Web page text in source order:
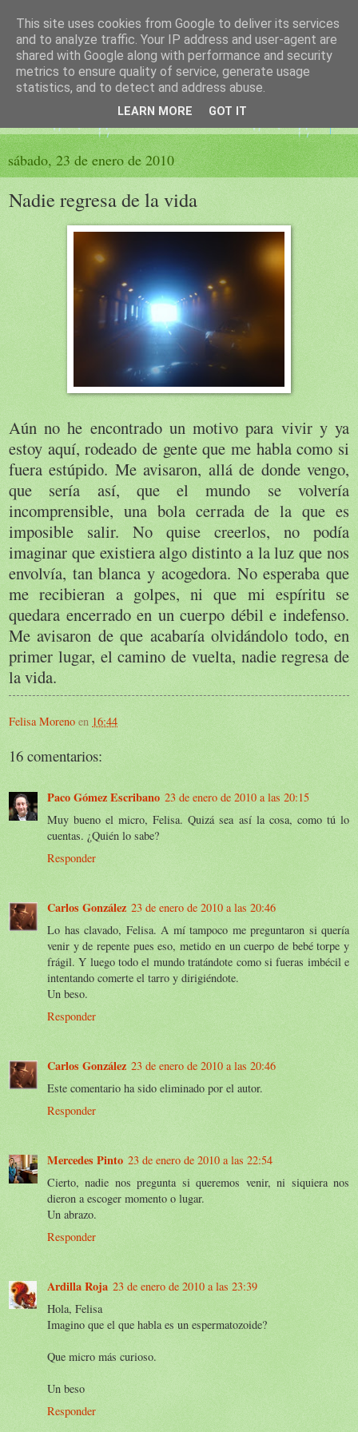
El sueño de las palabras
PÁGINA LITERARIA DE FELISA MORENO
sábado, 23 de enero de 2010
Nadie regresa de la vida
Aún no he encontrado un motivo para vivir y ya
estoy aquí, rodeado de gente que me habla como si
fuera estúpido. Me avisaron, allá de donde vengo,
que sería así, que el mundo se volvería
incomprensible, una bola cerrada de la que es
imposible salir. No quise creerlos, no podía
imaginar que existiera algo distinto a la luz que nos
envolvía, tan blanca y acogedora. No esperaba que
me recibieran a golpes, ni que mi espíritu se
quedara encerrado en un cuerpo débil e indefenso.
Me avisaron de que acabaría olvidándolo todo, en
primer lugar, el camino de vuelta, nadie regresa de
la vida.
Felisa Moreno en 16:44
16 comentarios:
Paco Gómez Escribano 23 de enero de 2010 a las 20:15
Muy bueno el micro, Felisa. Quizá sea así la cosa, como tú lo
cuentas. ¿Quién lo sabe?
Responder
Carlos González 23 de enero de 2010 a las 20:46
Lo has clavado, Felisa. A mí tampoco me preguntaron si quería
venir y de repente pues eso, metido en un cuerpo de bebé torpe y
frágil. Y luego todo el mundo tratándote como si fueras imbécil e
intentando comerte el tarro y dirigiéndote.
Un beso.
Responder
Carlos González 23 de enero de 2010 a las 20:46
Este comentario ha sido eliminado por el autor.
Responder
Mercedes Pinto 23 de enero de 2010 a las 22:54
Cierto, nadie nos pregunta si queremos venir, ni siquiera nos
dieron a escoger momento o lugar.
Un abrazo.
Responder
Ardilla Roja 23 de enero de 2010 a las 23:39
Hola, Felisa
Imagino que el que habla es un espermatozoide?
Que micro más curioso.
Un beso
Responder
This site uses cookies from Google to deliver its services
and to analyze traffic. Your IP address and user-agent are
shared with Google along with performance and security
metrics to ensure quality of service, generate usage
statistics, and to detect and address abuse.
LEARN MORE GOT IT